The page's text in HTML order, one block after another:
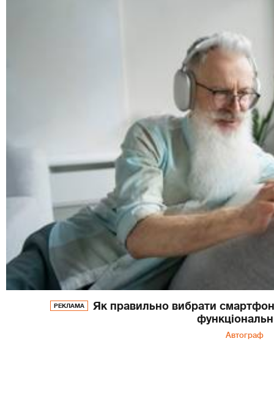
РЕКЛАМА
Як правильно вибрати
Автограф